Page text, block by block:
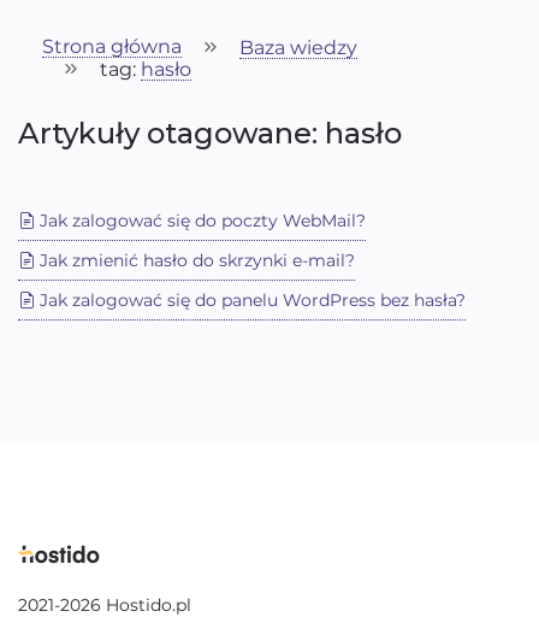
Strona główna
Baza wiedzy
tag: hasło
Artykuły otagowane: hasło
Jak zalogować się do poczty WebMail?
Jak zmienić hasło do skrzynki e-mail?
Jak zalogować się do panelu WordPress bez hasła?
2021-2026 Hostido.pl